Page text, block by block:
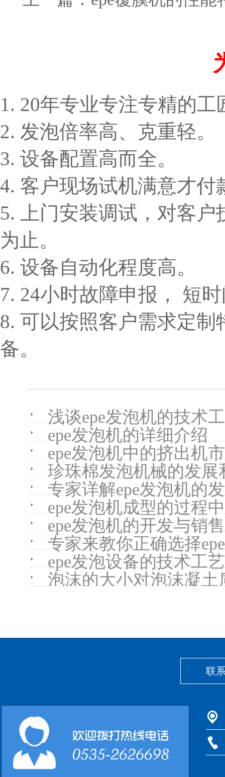
1. 20年专业专注专精的工
2. 发泡倍率高、克重轻。
3. 设备配置高而全。
4. 客户现场试机满意才付
5. 上门安装调试，对客
为止。
6. 设备自动化程度高。
7. 24小时故障申报， 短
8. 可以按照客户需求定制
备。
浅谈epe发泡机的技术
epe发泡机的详细介绍
epe发泡机中的挤出机
珍珠棉发泡机械的发展
专家详解epe发泡机的
epe发泡机成型的过程
epe发泡机的开发与销售
专家来教你正确选择
epe发泡设备的技术工艺
泡沫的大小对泡沫凝土
联